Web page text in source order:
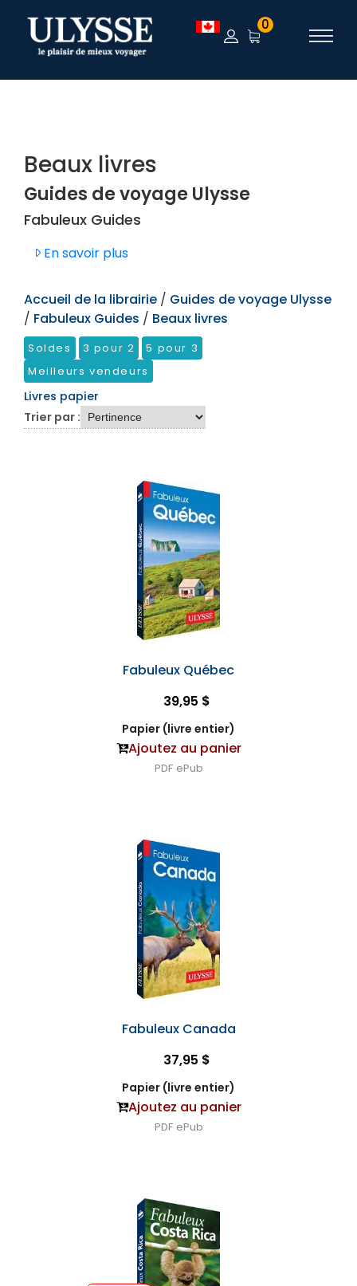
TEST 0
Beaux livres
Guides de voyage Ulysse
Fabuleux Guides
En savoir plus
Accueil de la librairie / Guides de voyage Ulysse
/ Fabuleux Guides / Beaux livres
Soldes 3 pour 2
5 pour 3
Meilleurs vendeurs
Livres papier
Trier par :
Fabuleux Québec
39,95 $
Papier (livre entier)
Ajoutez au panier
PDF ePub
Fabuleux Canada
37,95 $
Papier (livre entier)
Ajoutez au panier
PDF ePub